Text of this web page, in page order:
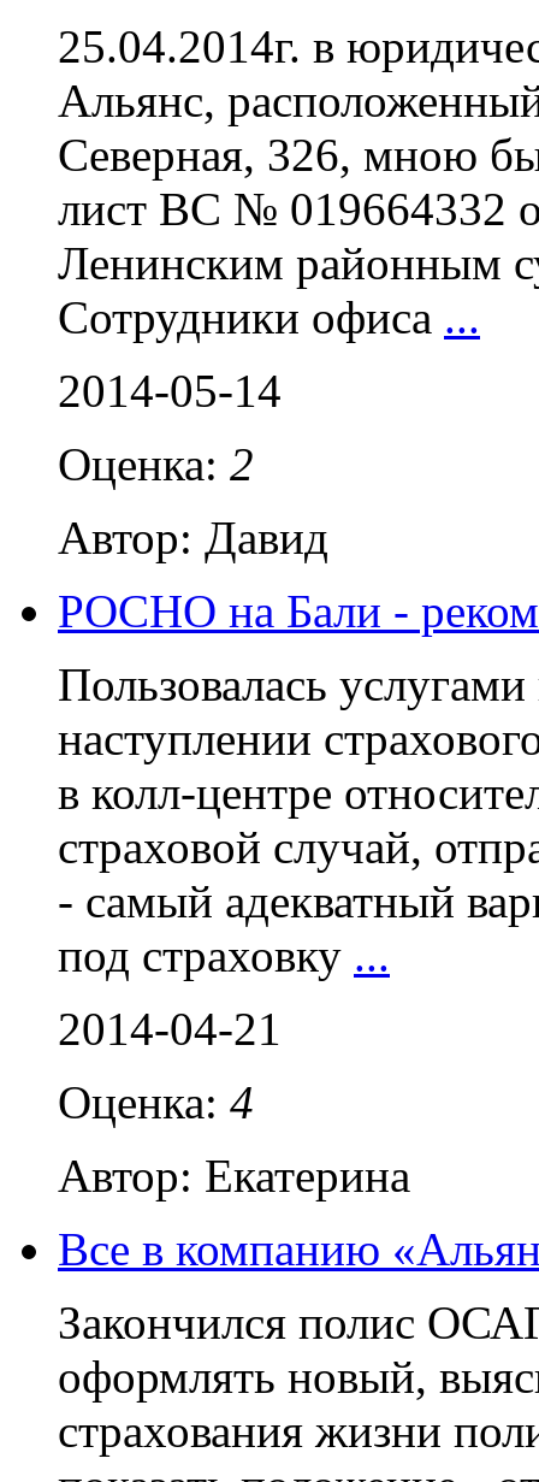
25.04.2014г. в
Альянс,
Северная, 326, мною
лист ВС № 019664332
Ленинским районным
Сотрудники офиса ...
2014-05-14
Оценка: 2
Автор: Давид
РОСНО на Бали -
Пользовалась
наступлении
в колл-центре
страховой случай,
- самый адекватный
под страховку ...
2014-04-21
Оценка: 4
Автор: Екатерина
Все в компанию
Закончился полис
оформлять новый,
страхования жизни